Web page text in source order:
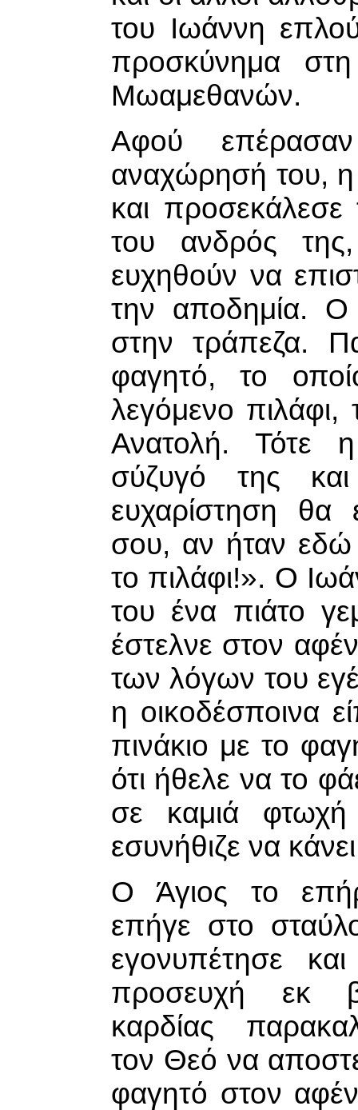
του Ιωάννη
προσκύνημα
Μωαμεθανών.
Αφού
αναχώρησή του, η
και προσεκάλεσε
του ανδρός
ευχηθούν να
την αποδημία. Ο
στην τράπεζα.
φαγητό, το
λεγόμενο
Ανατολή. Τότε
σύζυγό της
ευχαρίστηση θα
σου, αν ήταν εδώ
το πιλάφι!». Ο
του ένα πιάτο
έστελνε στον
των λόγων του
η οικοδέσποινα
πινάκιο με το
ότι ήθελε να το
σε καμιά φτωχή
εσυνήθιζε να
Ο Άγιος το
επήγε στο
εγονυπέτησε
προσευχή εκ
καρδίας
τον Θεό να
φαγητό στον